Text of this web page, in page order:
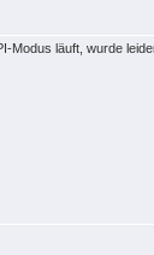
Modus läuft, wurde